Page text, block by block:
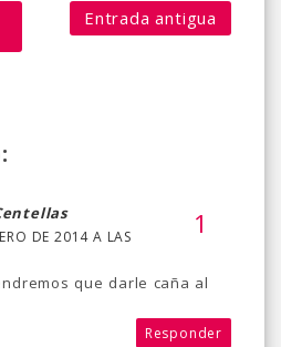
Entrada antigua
DE 2014 A LAS
que darle caña al
Responder